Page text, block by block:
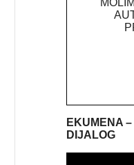
EKUMENA
DIJALOG